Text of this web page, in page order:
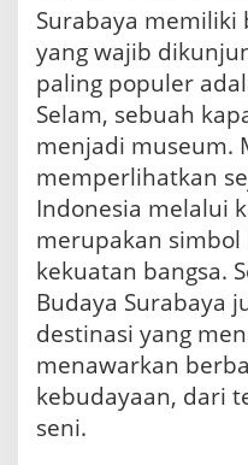
Surabaya memiliki
yang wajib
paling populer
Selam, sebuah
menjadi museum.
memperlihatkan
Indonesia melalui
merupakan
kekuatan bangsa.
Budaya Surabaya
destinasi yang
menawarkan
kebudayaan, dari
seni.